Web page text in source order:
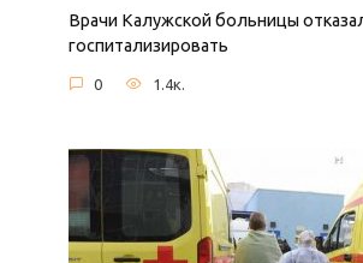
Врачи Калужской больницы
госпитализировать
0 1.4к.